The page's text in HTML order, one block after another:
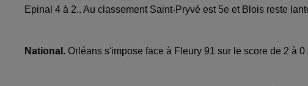
Epinal 4 à 2.. Au classement Saint-Pryvé est 5e et Blois reste
National. Orléans s'impose face à Fleury 91 sur le score de 2 à